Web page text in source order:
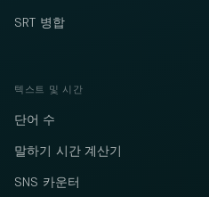
SRT 병합
텍스트 및 시간
단어 수
말하기 시간 계산기
SNS 카운터